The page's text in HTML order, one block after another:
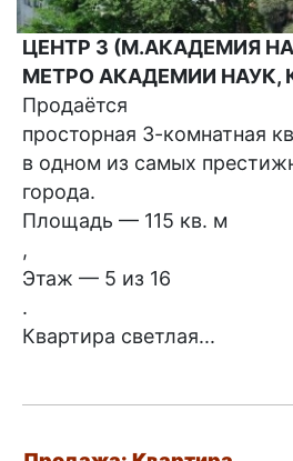
ЦЕНТР 3 (М.АКАДЕМИЯ
МЕТРО АКАДЕМИИ НАУК,
Продаётся
просторная 3-комнатная
в одном из самых
города.
Площадь — 115 кв. м
,
Этаж — 5 из 16
.
Квартира светлая...